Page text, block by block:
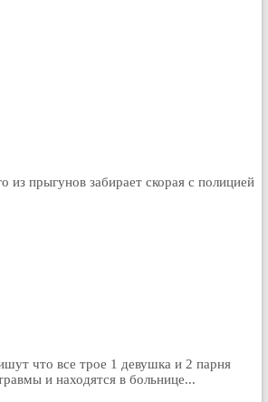
с
из прыгунов забирает скорая с полицией
что все трое 1 девушка и 2 парня
и находятся в больнице...